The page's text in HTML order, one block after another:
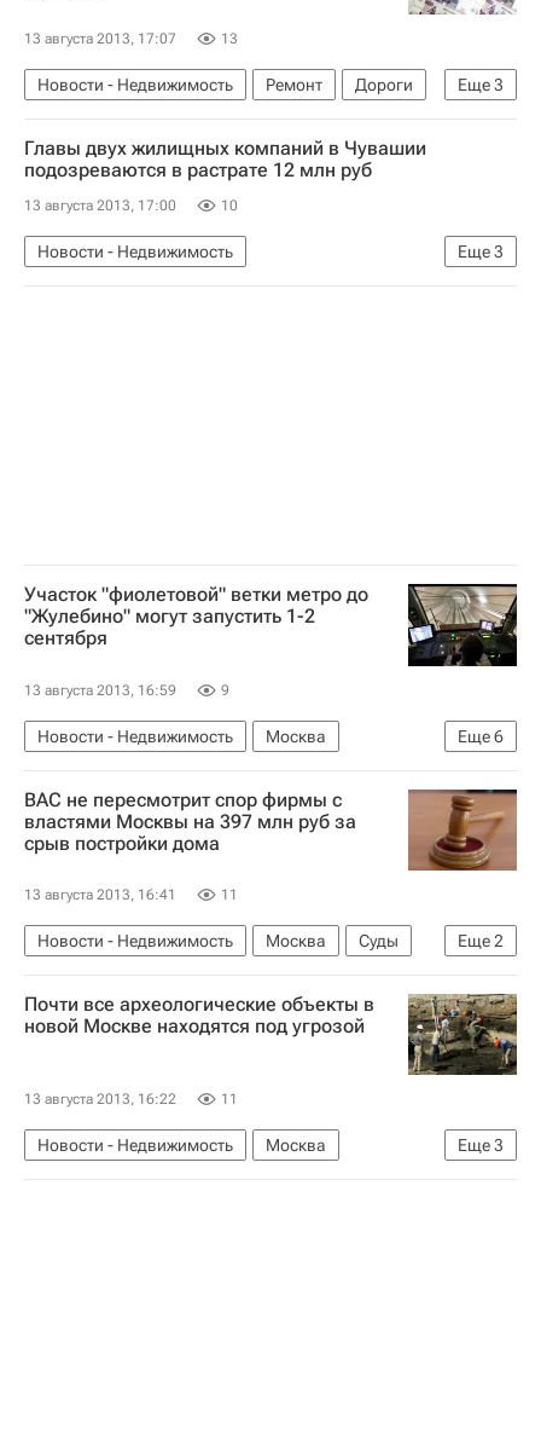
13 августа 2013, 17:07 13
Еще3
Новости - Недвижимость Ремонт
Дороги
Транспорт
Инфраструктура Россия
Главы двух жилищных компаний в Чувашии
подозреваются в растрате 12 млн руб
13 августа 2013, 17:00 10
Еще3
Новости - Недвижимость
Чувашская Республика (Чувашия)
Следствие
Участок "фиолетовой" ветки метро до
"Жулебино" могут запустить 1-2
сентября
13 августа 2013, 16:59 9
Еще6
Новости - Недвижимость
Москва
Строительство метро в Москве
Метро
Андрей Бочкарев
Строительство
Инфраструктура
Россия
ВАС не пересмотрит спор фирмы с
властями Москвы на 397 млн руб за
срыв постройки дома
13 августа 2013, 16:41 11
Еще2
Новости - Недвижимость Москва
Суды
ВАС
Россия
Почти все археологические объекты в
новой Москве находятся под угрозой
13 августа 2013, 16:22 11
Еще3
Новости - Недвижимость
Москва
Археология
"Новая" Москва Россия